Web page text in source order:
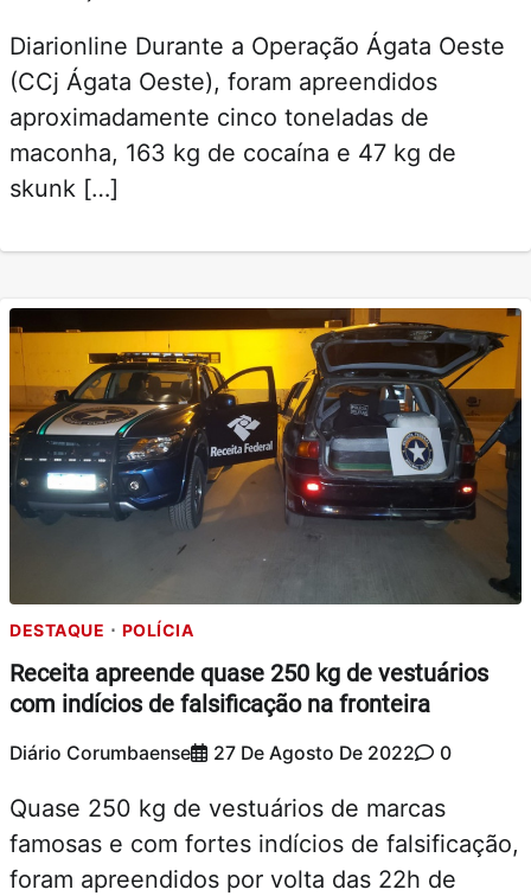
Diarionline Durante a Operação Ágata Oeste
(CCj Ágata Oeste), foram apreendidos
aproximadamente cinco toneladas de
maconha, 163 kg de cocaína e 47 kg de
skunk […]
DESTAQUE POLÍCIA
Receita apreende quase 250 kg de vestuários
com indícios de falsificação na fronteira
Diário Corumbaense 27 De Agosto De 2022 0
Quase 250 kg de vestuários de marcas
famosas e com fortes indícios de falsificação,
foram apreendidos por volta das 22h de